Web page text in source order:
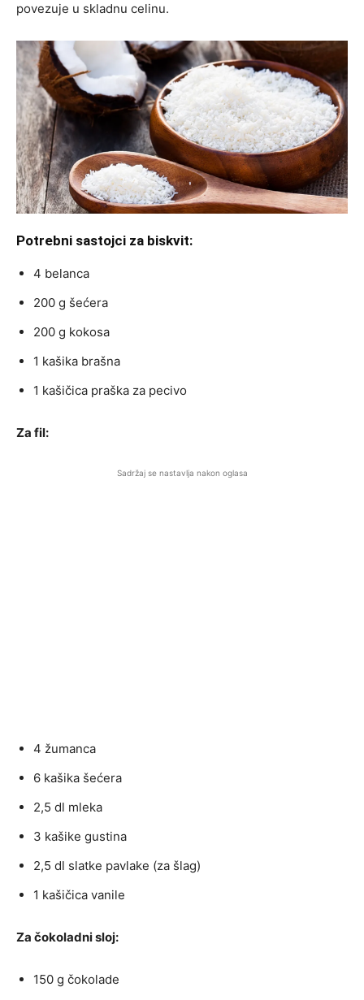
povezuje u skladnu celinu.
Potrebni sastojci za biskvit:
4 belanca
200 g šećera
200 g kokosa
1 kašika brašna
1 kašičica praška za pecivo
Za fil:
Sadržaj se nastavlja nakon oglasa
4 žumanca
6 kašika šećera
2,5 dl mleka
3 kašike gustina
2,5 dl slatke pavlake (za šlag)
1 kašičica vanile
Za čokoladni sloj:
150 g čokolade